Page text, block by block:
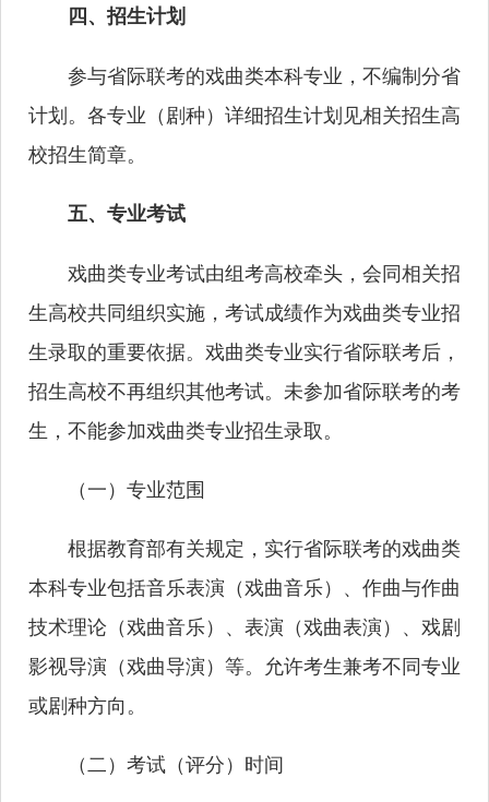
四、招生计划
参与省际联考的戏曲类本科专业，不编制分省
计划。各专业（剧种）详细招生计划见相关招生高
校招生简章。
五、专业考试
戏曲类专业考试由组考高校牵头，会同相关招
生高校共同组织实施，考试成绩作为戏曲类专业招
生录取的重要依据。戏曲类专业实行省际联考后，
招生高校不再组织其他考试。未参加省际联考的考
生，不能参加戏曲类专业招生录取。
（一）专业范围
根据教育部有关规定，实行省际联考的戏曲类
本科专业包括音乐表演（戏曲音乐）、作曲与作曲
技术理论（戏曲音乐）、表演（戏曲表演）、戏剧
影视导演（戏曲导演）等。允许考生兼考不同专业
或剧种方向。
（二）考试（评分）时间